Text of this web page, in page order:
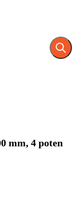
mm, 4 poten